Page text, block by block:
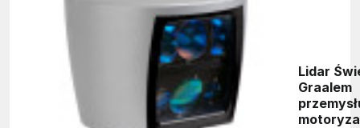
Lidar
Graalem